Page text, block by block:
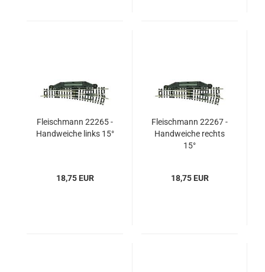
Fleischmann 22265 -
Handweiche links 15°
18,75 EUR
Fleischmann 22267 -
Handweiche rechts
15°
18,75 EUR